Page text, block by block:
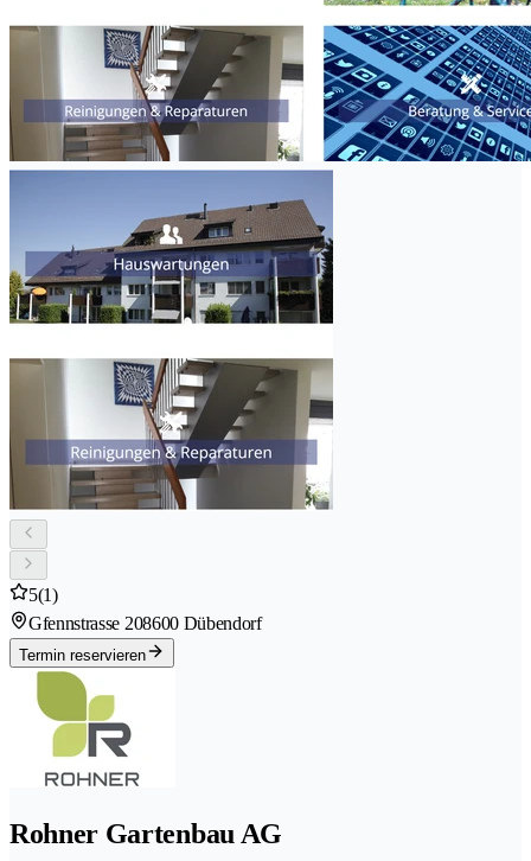
5(1)
Gfennstrasse 208600 Dübendorf
Termin reservieren
Rohner Gartenbau AG